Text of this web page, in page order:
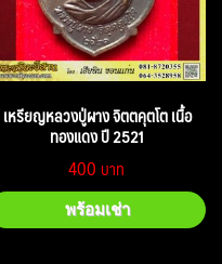
เหรียญหลวงปู่ผาง จิตตคุตโต เนื้อ
ทองแดง ปี 2521
400
พร้อมเช่า